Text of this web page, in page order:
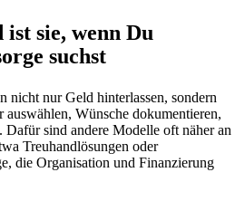
ist sie, wenn Du
suchst
nicht nur Geld hinterlassen, sondern
auswählen, Wünsche dokumentieren,
sind andere Modelle oft näher an
Treuhandlösungen oder
die Organisation und Finanzierung